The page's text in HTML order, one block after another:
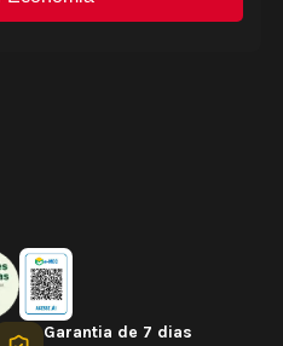
Garantia de 7 dias